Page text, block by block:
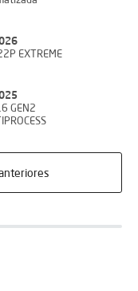
EXTREME
GEN2